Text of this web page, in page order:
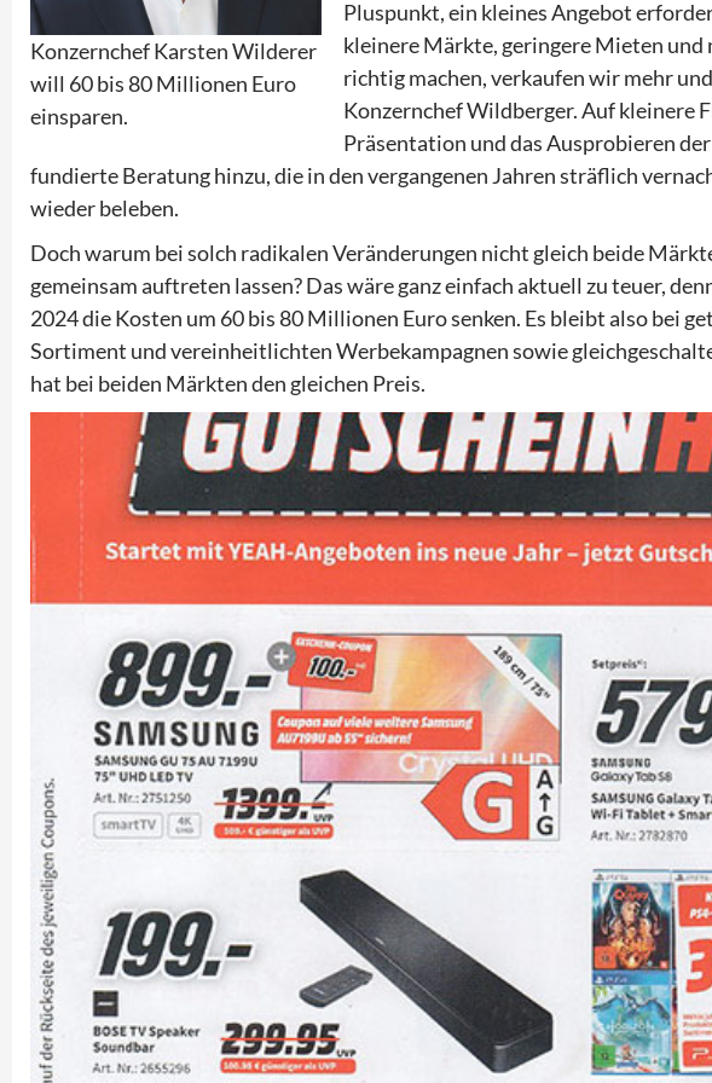
Konzernchef Karsten Wilderer
will 60 bis 80 Millionen Euro
einsparen.
Pluspunkt, ein kleines Angebot
kleinere Märkte, geringere Mieten und
richtig machen, verkaufen wir mehr
Konzernchef Wildberger. Auf kleinere
Präsentation und das Ausprobieren
fundierte Beratung hinzu, die in den vergangenen Jahren sträflich
wieder beleben.
Doch warum bei solch radikalen Veränderungen nicht gleich beide
gemeinsam auftreten lassen? Das wäre ganz einfach aktuell zu teuer,
2024 die Kosten um 60 bis 80 Millionen Euro senken. Es bleibt also bei
Sortiment und vereinheitlichten Werbekampagnen sowie
hat bei beiden Märkten den gleichen Preis.